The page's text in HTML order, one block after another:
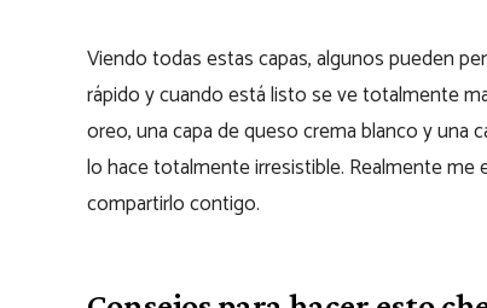
Viendo todas estas capas, algunos pueden
rápido y cuando está listo se ve totalmente
oreo, una capa de queso crema blanco y una
lo hace totalmente irresistible. Realmente
compartirlo contigo.